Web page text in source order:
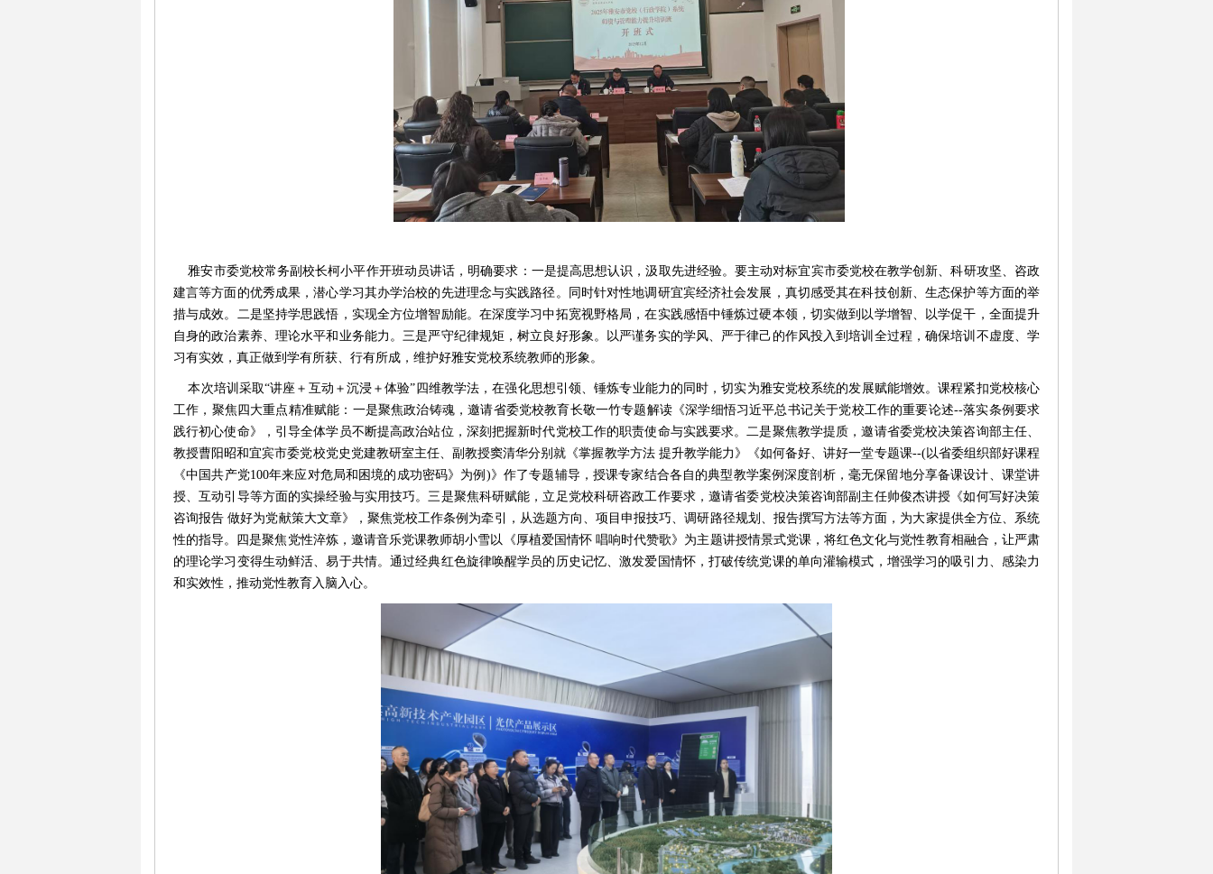
雅安市委党校常务副校长柯小平作开班动员讲话，明确要求：一是提高思想认识，汲取先进经验。要主动对标宜宾市委党校在教学创新、科研攻坚、咨政
建言等方面的优秀成果，潜心学习其办学治校的先进理念与实践路径。同时针对性地调研宜宾经济社会发展，真切感受其在科技创新、生态保护等方面的举
措与成效。二是坚持学思践悟，实现全方位增智励能。在深度学习中拓宽视野格局，在实践感悟中锤炼过硬本领，切实做到以学增智、以学促干，全面提升
自身的政治素养、理论水平和业务能力。三是严守纪律规矩，树立良好形象。以严谨务实的学风、严于律己的作风投入到培训全过程，确保培训不虚度、学
习有实效，真正做到学有所获、行有所成，维护好雅安党校系统教师的形象。
本次培训采取“讲座＋互动＋沉浸＋体验” 四维教学法 ，在强化思想引领、锤炼专业能力的同时，切实为雅安党校系统的发展赋能增效 。课程紧扣党校核心
工作，聚焦 四 大重点精准赋能：一是聚焦政治铸魂，邀请省委党校教育长敬一竹专题解读《深学细悟习近平总书记关于党校工作的重要论述--落实条例要求
践行初心使命》，引导全体学员不断提高政治站位，深刻把握新时代党校工作的职责使命与实践要求。二是聚焦教学提质 ，邀请省委党校决策咨询部主任、
教授曹阳昭和宜宾市委党校党史党建教研室主任、 副教授窦清华分别就《掌握教学方法 提升教学能力》 《如何备好、讲好一堂专题课--(以省委组织部好课程
《中国共产党100年来应对危局和困境的成功密码》为例 )》 作了专题辅导， 授课专家结合各自的典型教学案例深度剖析，毫无保留地分享备课设计、课堂讲
授、互动引导等方面的实操经验与实用技巧 。三是聚焦科研赋能 ， 立足 党校科研咨政工作要求，邀请省委党校决策咨询部副主任帅俊杰讲授《如何写好决策
咨询报告 做好为党献策大文章》， 聚焦党校工作条例为牵引，从选题方向、项目申报技巧、调研路径规划、报告撰写方法等方面，为大家提供全方位、系统
性的指导。四是聚焦党性淬炼，邀请音乐党课教师胡小雪以《厚植爱国情怀 唱响时代赞歌》为主题讲授情景式党课，将红色文化与党性教育相融合，让严肃
的理论学习变得生动鲜活、易于共情。通过经典红色旋律唤醒学员的历史记忆、激发爱国情怀，打破传统党课的单向灌输模式，增强学习的吸引力、感染力
和实效性，推动党性教育入脑入心。